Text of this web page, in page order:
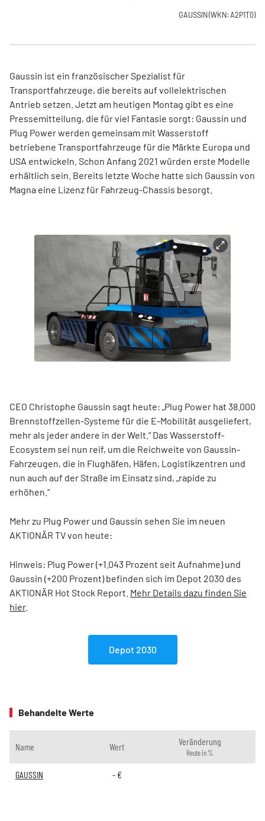
GAUSSIN (WKN: A2P1T0)
Gaussin ist ein französischer Spezialist für
Transportfahrzeuge, die bereits auf vollelektrischen
Antrieb setzen. Jetzt am heutigen Montag gibt es eine
Pressemitteilung, die für viel Fantasie sorgt: Gaussin und
Plug Power werden gemeinsam mit Wasserstoff
betriebene Transportfahrzeuge für die Märkte Europa und
USA entwickeln. Schon Anfang 2021 würden erste Modelle
erhältlich sein. Bereits letzte Woche hatte sich Gaussin von
Magna eine Lizenz für Fahrzeug-Chassis besorgt.
CEO Christophe Gaussin sagt heute: „Plug Power hat 38.000
Brennstoffzellen-Systeme für die E-Mobilität ausgeliefert,
mehr als jeder andere in der Welt.“ Das Wasserstoff-
Ecosystem sei nun reif, um die Reichweite von Gaussin-
Fahrzeugen, die in Flughäfen, Häfen, Logistikzentren und
nun auch auf der Straße im Einsatz sind, „rapide zu
erhöhen.“
Mehr zu Plug Power und Gaussin sehen Sie im neuen
AKTIONÄR TV von heute:
Hinweis: Plug Power (+1.043 Prozent seit Aufnahme) und
Gaussin (+200 Prozent) befinden sich im Depot 2030 des
AKTIONÄR Hot Stock Report. Mehr Details dazu finden Sie
hier.
Depot 2030
Behandelte Werte
Name Wert Veränderung
Heute in %
GAUSSIN -€